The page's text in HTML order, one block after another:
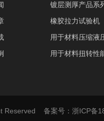
镀层测厚产品系
橡胶拉力试验机
用于材料扭转性
Reserved 备案号：浙ICP备